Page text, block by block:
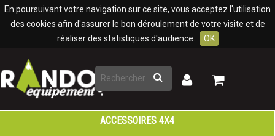
En poursuivant votre navigation sur ce site, vous acceptez l'utilisation
des cookies afin d'assurer le bon déroulement de votre visite et de
réaliser des statistiques d'audience.
OK
Rechercher
Mon
Mon
ACCESSOIRES 4X4
Panneau de gestion des cookies